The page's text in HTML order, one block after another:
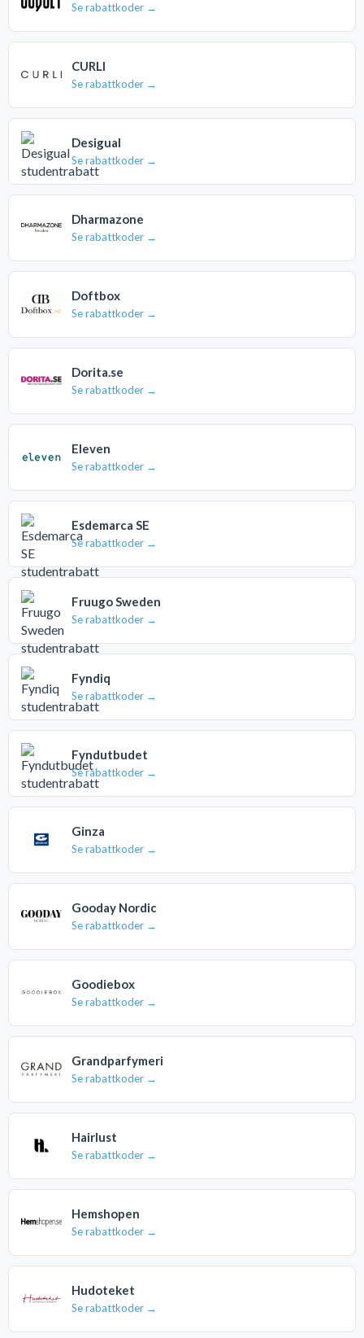
Se rabattkoder →
CURLI
Se rabattkoder →
Desigual
Se rabattkoder →
Dharmazone
Se rabattkoder →
Doftbox
Se rabattkoder →
Dorita.se
Se rabattkoder →
Eleven
Se rabattkoder →
Esdemarca SE
Se rabattkoder →
Fruugo Sweden
Se rabattkoder →
Fyndiq
Se rabattkoder →
Fyndutbudet
Se rabattkoder →
Ginza
Se rabattkoder →
Gooday Nordic
Se rabattkoder →
Goodiebox
Se rabattkoder →
Grandparfymeri
Se rabattkoder →
Hairlust
Se rabattkoder →
Hemshopen
Se rabattkoder →
Hudoteket
Se rabattkoder →